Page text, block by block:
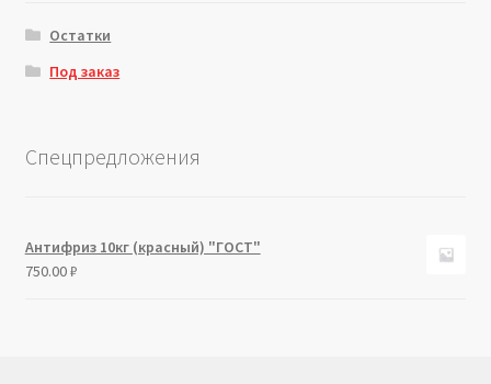
Остатки
Под заказ
Спецпредложения
Антифриз 10кг (красный) "ГОСТ"
750.00₽